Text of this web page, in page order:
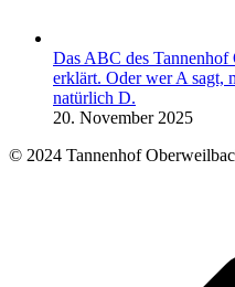
Das ABC des
erklärt. Oder wer A sagt,
natürlich D.
20. November 2025
© 2024 Tannenhof